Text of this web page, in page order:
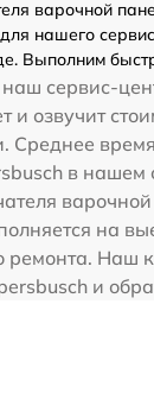
варочной
нашего
Выполним
сервис-
и озвучит
Среднее
в нашем
на
ремонта. Наш
и